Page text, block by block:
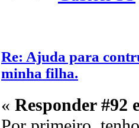
Re: Ajuda para
minha filha.
« Responder #92